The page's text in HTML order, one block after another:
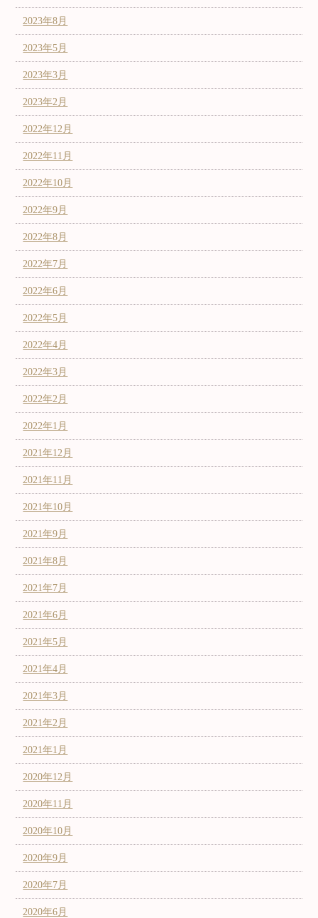
2023年8月
2023年5月
2023年3月
2023年2月
2022年12月
2022年11月
2022年10月
2022年9月
2022年8月
2022年7月
2022年6月
2022年5月
2022年4月
2022年3月
2022年2月
2022年1月
2021年12月
2021年11月
2021年10月
2021年9月
2021年8月
2021年7月
2021年6月
2021年5月
2021年4月
2021年3月
2021年2月
2021年1月
2020年12月
2020年11月
2020年10月
2020年9月
2020年7月
2020年6月